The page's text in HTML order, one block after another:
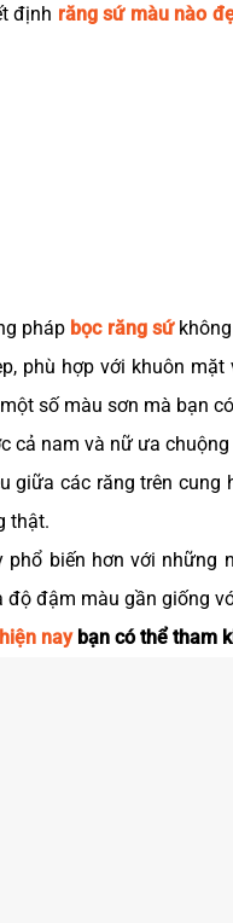
định răng sứ màu nào
pháp bọc răng sứkhông
phù hợp với khuôn
số màu sơn mà bạn
cả nam và nữ ưa
các răng trên cung
thật.
biến hơn với
đậm màu gần giống
naybạn có thể tham